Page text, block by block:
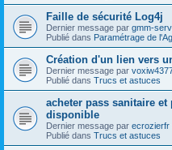
Faille de sécurité Log4j
Dernier message par gmm-
Publié dans Paramétrage de
Création d'un lien vers
Dernier message par
Publié dans Trucs et astuces
acheter pass sanitaire
disponible
Dernier message par ecrozierfr
Publié dans Trucs et astuces